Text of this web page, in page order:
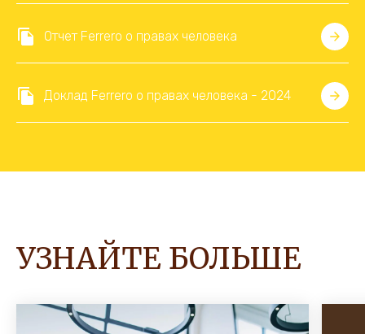
Отчет Ferrero о правах человека
Доклад Ferrero о правах человека - 2024
УЗНАЙТЕ БОЛЬШЕ